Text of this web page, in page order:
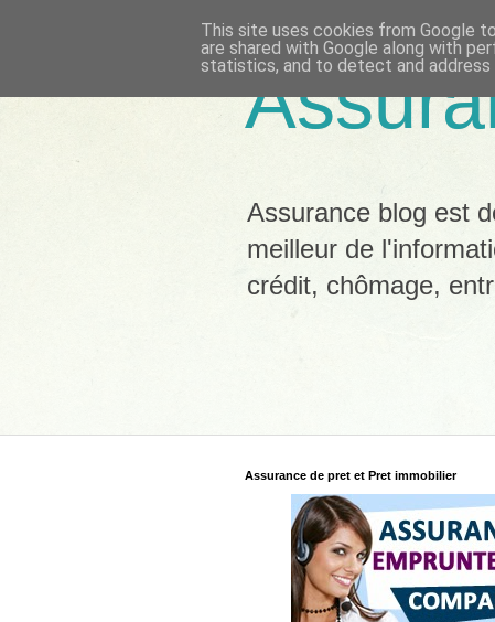
Assurance blog est
meilleur de
crédit, chômage,
Assurance de pret et Pret immobilier
This site uses cookies from Google
are shared with Google along with
statistics, and to detect and address